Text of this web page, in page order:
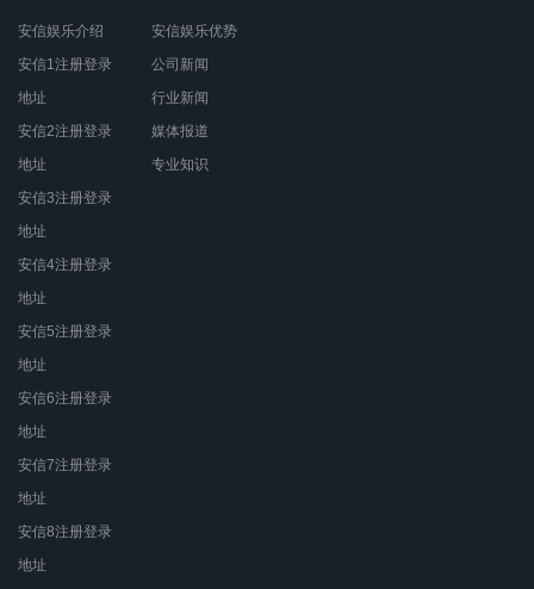
安信娱乐介绍
安信1注册登录
地址
安信2注册登录
地址
安信3注册登录
地址
安信4注册登录
地址
安信5注册登录
地址
安信6注册登录
地址
安信7注册登录
地址
安信8注册登录
地址
安信娱乐优势
公司新闻
行业新闻
媒体报道
专业知识